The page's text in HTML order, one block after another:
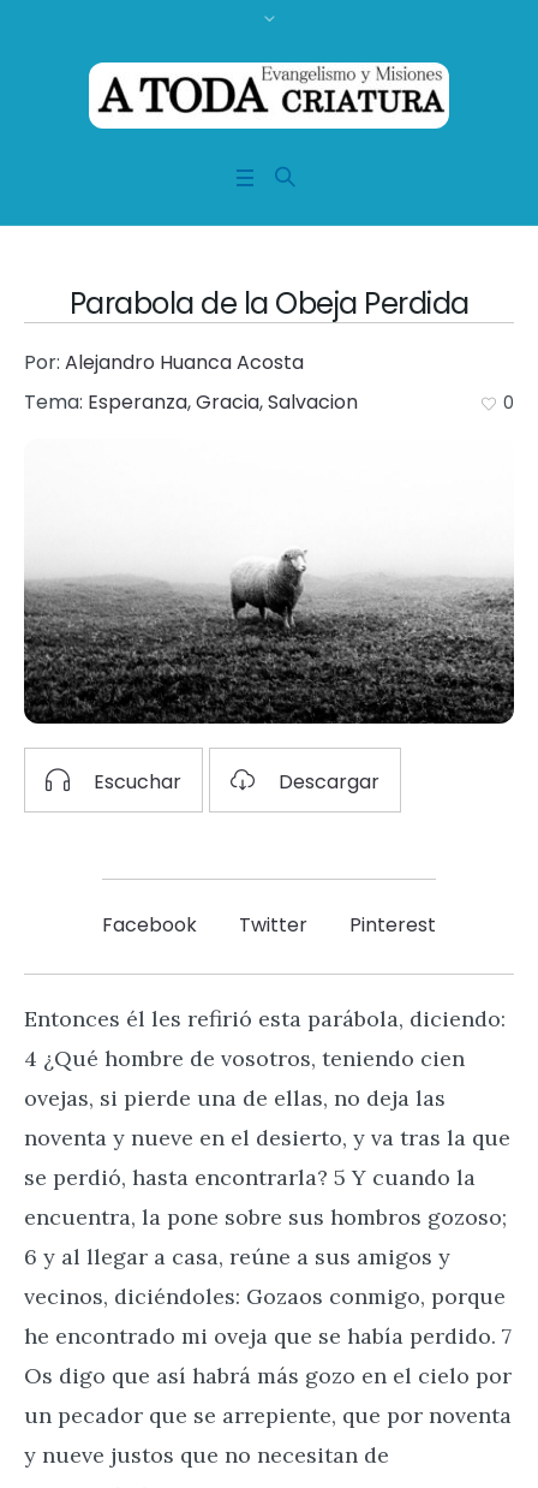
Parabola de la Obeja Perdida
Por: Alejandro Huanca Acosta
Tema: Esperanza,Gracia,Salvacion 0
Escuchar Descargar
Facebook Twitter Pinterest
Entonces él les refirió esta parábola, diciendo:
4 ¿Qué hombre de vosotros, teniendo cien
ovejas, si pierde una de ellas, no deja las
noventa y nueve en el desierto, y va tras la que
se perdió, hasta encontrarla? 5 Y cuando la
encuentra, la pone sobre sus hombros gozoso;
6 y al llegar a casa, reúne a sus amigos y
vecinos, diciéndoles: Gozaos conmigo, porque
he encontrado mi oveja que se había perdido. 7
Os digo que así habrá más gozo en el cielo por
un pecador que se arrepiente, que por noventa
y nueve justos que no necesitan de